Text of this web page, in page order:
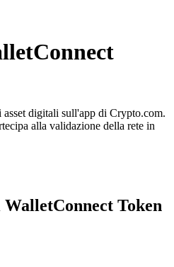
digitali sull'app di Crypto.com.
alla validazione della rete in
Token